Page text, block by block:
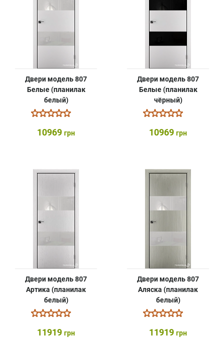
Двери модель 807
Белые (планилак
белый)
10969 грн
Двери модель 807
Белые (планилак
чёрный)
10969 грн
Двери модель 807
Артика (планилак
белый)
11919 грн
Двери модель 807
Аляска (планилак
белый)
11919 грн